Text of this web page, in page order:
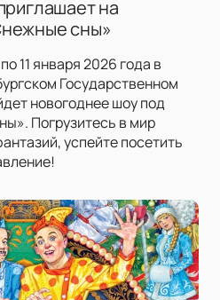
на
сны»
11 января 2026 года в
Государственном
новогоднее шоу под
Погрузитесь в мир
успейте посетить